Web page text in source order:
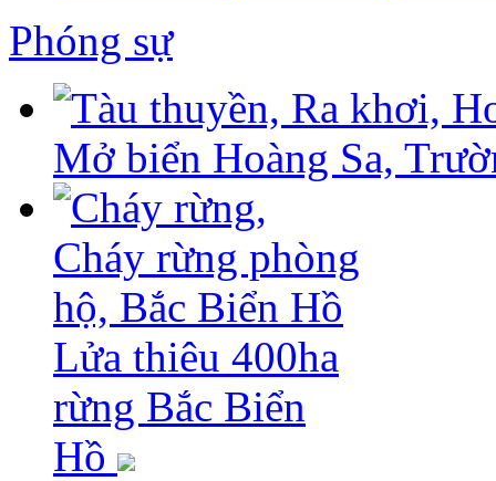
Phóng sự
Mở biển Hoàng Sa,
Lửa thiêu 400ha
rừng Bắc Biển
Hồ